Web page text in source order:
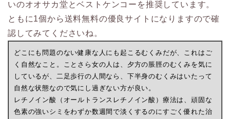
いのオオサカ堂とベストケンコーを推奨しています。
ともに1個から送料無料の優良サイトになりますので確
認してみてくださいね。
どこにも問題のない健康な人にも起こるむくみだが、これはご
く自然なこと。ことさら女の人は、夕方の脹脛のむくみを気に
しているが、二足歩行の人間なら、下半身のむくみはいたって
自然な状態なので気にし過ぎない方が良い。
レチノイン酸（オールトランスレチノイン酸）療法は、頑固な
色素の強いシミをわずか数週間で淡くするのにすごく優れた治